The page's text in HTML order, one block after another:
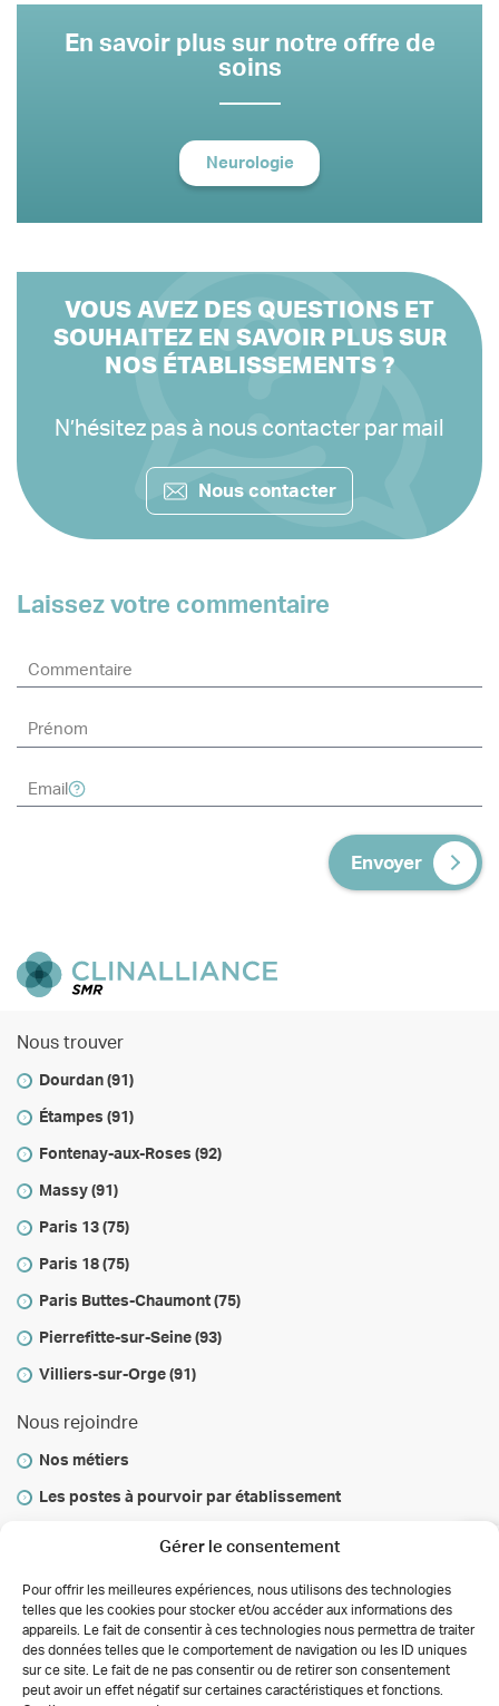
Gérer le consentement
Pour offrir les meilleures expériences, nous utilisons des technologies
telles que les cookies pour stocker et/ou accéder aux informations des
appareils. Le fait de consentir à ces technologies nous permettra de traiter
des données telles que le comportement de navigation ou les ID uniques
sur ce site. Le fait de ne pas consentir ou de retirer son consentement
peut avoir un effet négatif sur certaines caractéristiques et fonctions.
En savoir plus sur notre offre de
soins
Neurologie
VOUS AVEZ DES QUESTIONS ET
SOUHAITEZ EN SAVOIR PLUS SUR
NOS ÉTABLISSEMENTS ?
N’hésitez pas à nous contacter par mail
Nous contacter
Laissez votre commentaire
Envoyer
Nous trouver
Dourdan (91)
Étampes (91)
Fontenay-aux-Roses (92)
Massy (91)
Paris 13 (75)
Paris 18 (75)
Paris Buttes-Chaumont (75)
Pierrefitte-sur-Seine (93)
Villiers-sur-Orge (91)
Nous rejoindre
Nos métiers
Les postes à pourvoir par établissement
Infos & conseils
Actualités
Autorisations des activités de soins
Déclaration de confidentialité (UE)